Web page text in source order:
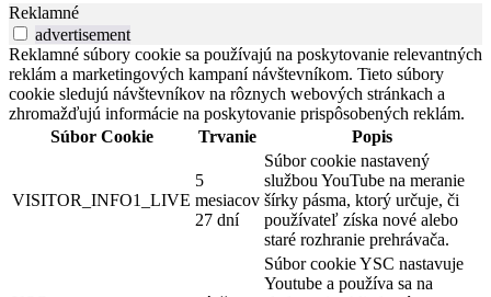
Reklamné
advertisement
Reklamné súbory cookie sa používajú na poskytovanie relevantných
reklám a marketingových kampaní návštevníkom. Tieto súbory
cookie sledujú návštevníkov na rôznych webových stránkach a
zhromažďujú informácie na poskytovanie prispôsobených reklám.
Súbor Cookie
Trvanie Popis
VISITOR_INFO1_LIVE
5
mesiacov
27 dní
Súbor cookie nastavený
službou YouTube na meranie
šírky pásma, ktorý určuje, či
používateľ získa nové alebo
staré rozhranie prehrávača.
Súbor cookie YSC nastavuje
Youtube a používa sa na